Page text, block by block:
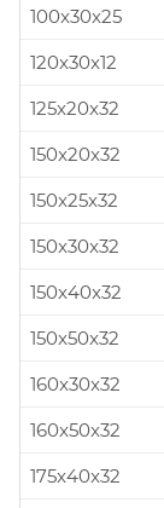
100x30x25
120x30x12
125x20x32
150x20x32
150x25x32
150x30x32
150x40x32
150x50x32
160x30x32
160x50x32
175x40x32